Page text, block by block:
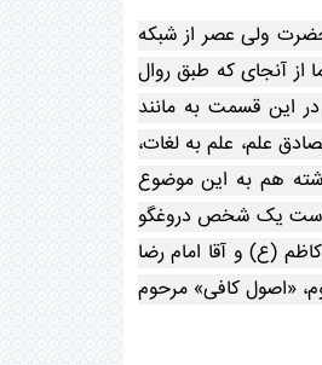
ولی عصر از شبکه
از آنجای که طبق روال
این قسمت به مانند
علم، علم به لغات،
هم به این موضوع
است یک شخص دروغگو
(ع) و آقا امام رضا
«اصول کافی» مرحوم